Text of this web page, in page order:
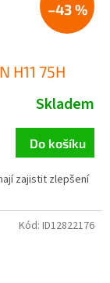
–43 %
H11 75H
Skladem
Do košíku
zajistit zlepšení
Kód: ID12822176